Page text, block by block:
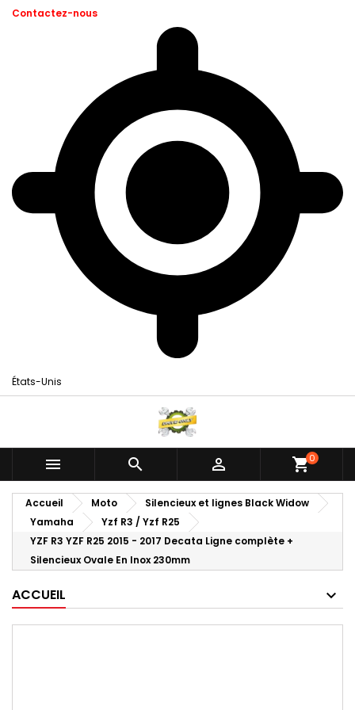
Contactez-nous
États-Unis
   shopping_cart0
Accueil Moto
Silencieux et lignes Black Widow
Yamaha
Yzf R3 / Yzf R25
YZF R3 YZF R25 2015 - 2017 Decata Ligne complète +
Silencieux Ovale En Inox 230mm
ACCUEIL